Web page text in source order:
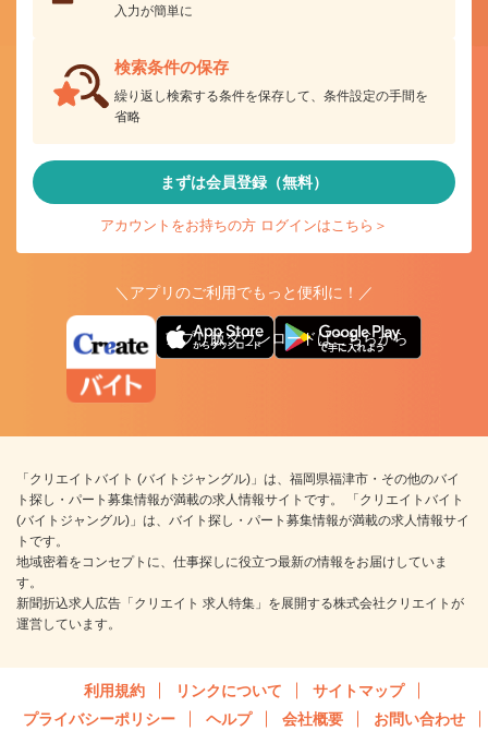
入力が簡単に
検索条件の保存
繰り返し検索する条件を保存して、条件設定の手間を
省略
まずは会員登録（無料）
アカウントをお持ちの方 ログインはこちら＞
＼アプリのご利用でもっと便利に！／
アプリ版ダウンロードはこちらから
「クリエイトバイト (バイトジャングル)」は、福岡県福津市・その他のバイ
ト探し・パート募集情報が満載の求人情報サイトです。 「クリエイトバイト
(バイトジャングル)」は、バイト探し・パート募集情報が満載の求人情報サイ
トです。
地域密着をコンセプトに、仕事探しに役立つ最新の情報をお届けしていま
す。
新聞折込求人広告「クリエイト 求人特集」を展開する株式会社クリエイトが
運営しています。
利用規約 リンクについて
サイトマップ
プライバシーポリシー
ヘルプ 会社概要 お問い合わせ